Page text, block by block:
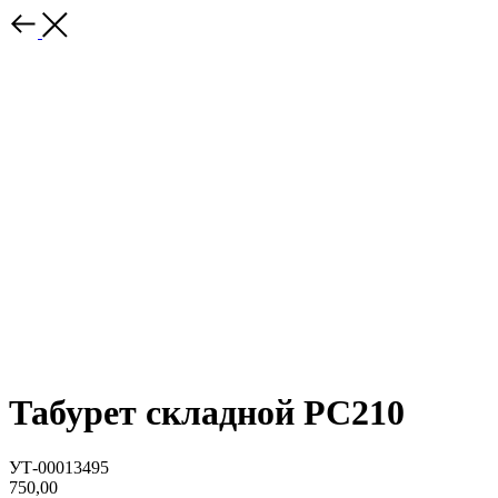
Табурет складной РС210
УТ-00013495
750,00